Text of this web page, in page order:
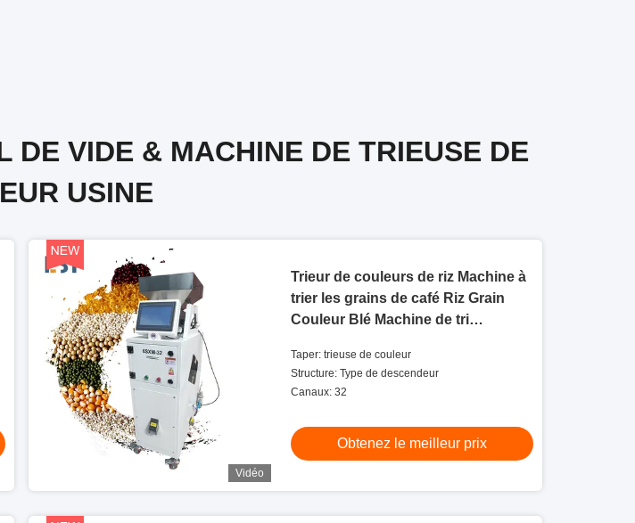
DE VIDE & MACHINE DE TRIEUSE DE
USINE
Vidéo
Trieur de couleurs de riz Machine à
trier les grains de café Riz Grain
Couleur Blé Machine de tri
Taper: trieuse de couleur
Structure: Type de descendeur
Canaux: 32
Obtenez le meilleur prix